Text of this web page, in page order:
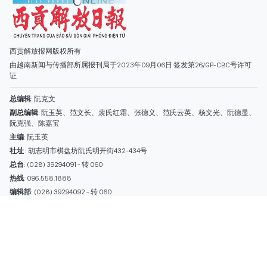
主编: 阮玉英
社址: 胡志明市棋盘坊阮氏明开街432-434号
总台: (028) 39294091 - 转 060
热线: 096.558.1888
编辑部: (028) 39294092 - 转 060
电子信箱
广告部
(028) 38334185
quangcaohoavan09@gmail.com;
类别